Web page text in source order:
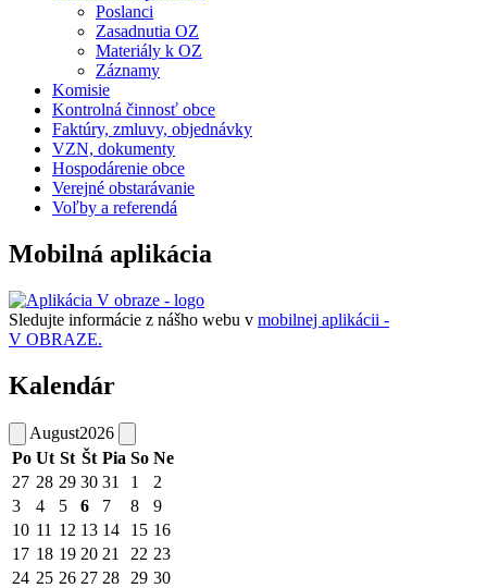
Poslanci
Zasadnutia OZ
Materiály k OZ
Záznamy
Komisie
Kontrolná činnosť obce
Faktúry, zmluvy, objednávky
VZN, dokumenty
Hospodárenie obce
Verejné obstarávanie
Voľby a referendá
Mobilná aplikácia
Sledujte informácie z nášho webu v mobilnej aplikácii -
V OBRAZE.
Kalendár
August2026
Po Ut St Št Pia So Ne
27 28 29 30 31 1
2
3
4 5 6 7 8
9
10 11 12 13 14 15 16
17 18 19 20 21 22 23
24 25 26 27 28 29 30